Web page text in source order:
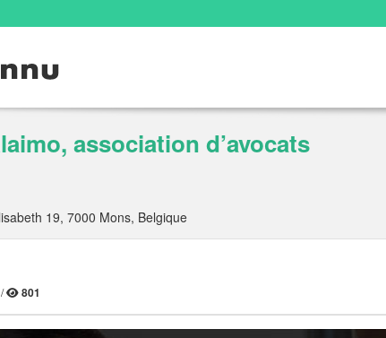
association d’avocats
19, 7000 Mons, Belgique
801